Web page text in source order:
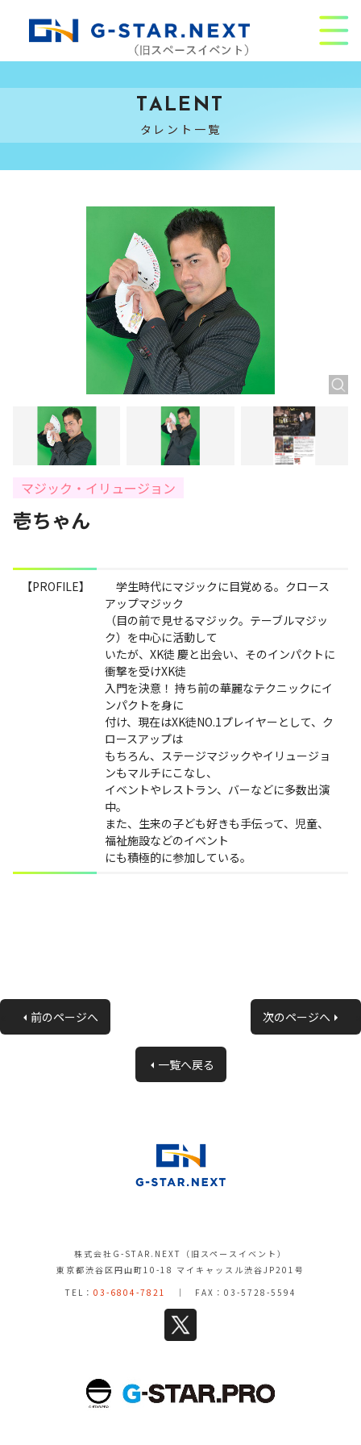
TALENT
タレント一覧
マジック・イリュージョン
壱ちゃん
【PROFILE】
学生時代にマジックに目覚める。クロース
アップマジック
（目の前で見せるマジック。テーブルマジッ
ク）を中心に活動して
いたが、XK徒 慶と出会い、そのインパクトに
衝撃を受けXK徒
入門を決意！ 持ち前の華麗なテクニックにイ
ンパクトを身に
付け、現在はXK徒NO.1プレイヤーとして、ク
ロースアップは
もちろん、ステージマジックやイリュージョ
ンもマルチにこなし、
イベントやレストラン、バーなどに多数出演
中。
また、生来の子ども好きも手伝って、児童、
福祉施設などのイベント
にも積極的に参加している。
前のページへ 次のページへ
一覧へ戻る
株式会社G-STAR.NEXT（旧スペースイベント）
東京都渋谷区円山町10-18 マイキャッスル渋谷JP201号
TEL： 03-6804-7821 ｜ FAX：03-5728-5594